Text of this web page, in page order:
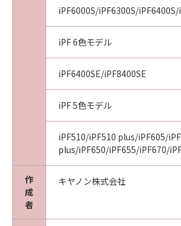
キヤノン株式会社
iPF6000S/iPF6300S/
iPF 6色モデル
iPF6400SE/iPF8400SE
iPF 5色モデル
iPF510/iPF510 plus/iPF605/
plus/iPF650/iPF655/iPF670/
作
成
者
キヤノン株式会社